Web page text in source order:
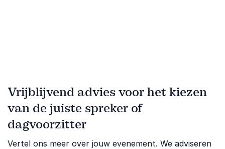
Vrijblijvend advies voor het kiezen
van de juiste spreker of
dagvoorzitter
Vertel ons meer over jouw evenement. We adviseren